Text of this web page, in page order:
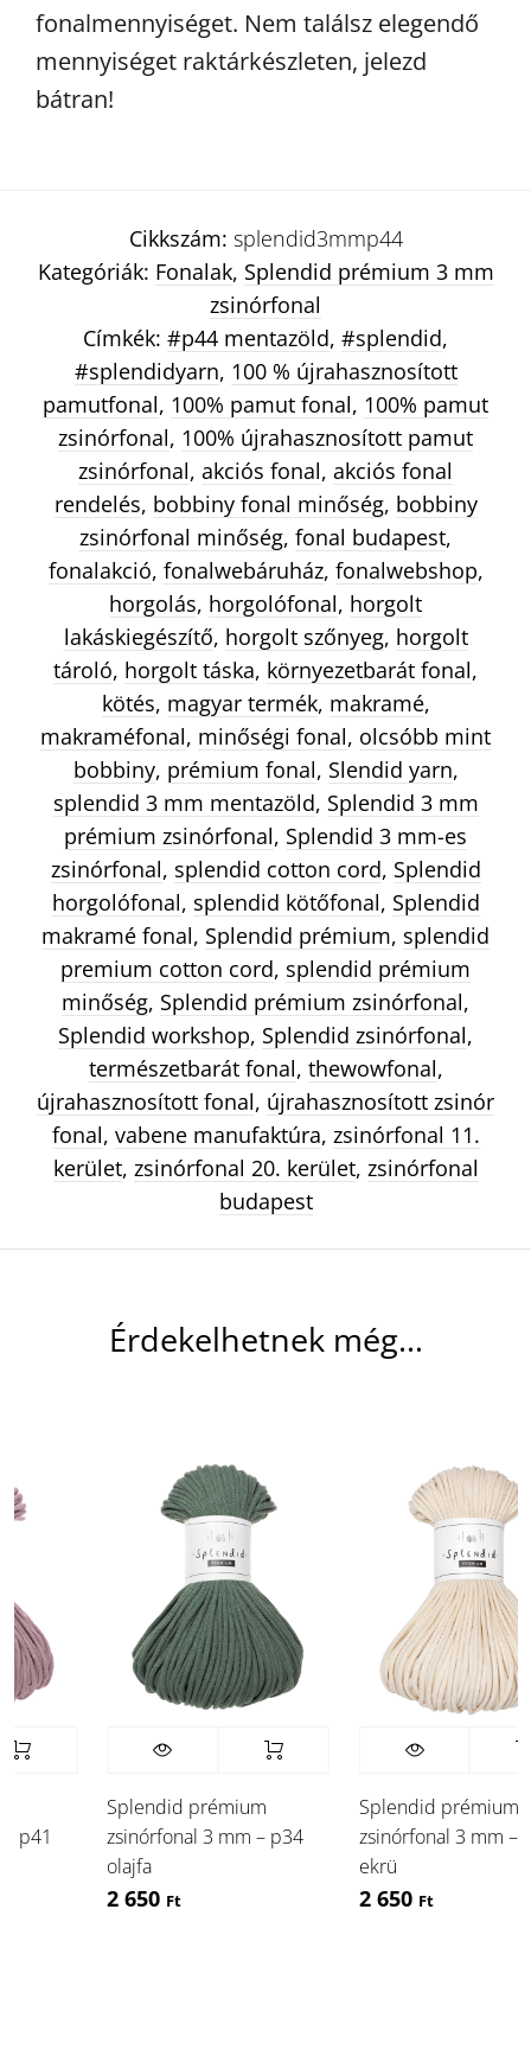
fonalmennyiséget. Nem találsz elegendő
mennyiséget raktárkészleten, jelezd
bátran!
Cikkszám: splendid3mmp44
Kategóriák: Fonalak, Splendid prémium 3 mm
zsinórfonal
Címkék: #p44 mentazöld, #splendid,
#splendidyarn, 100 % újrahasznosított
pamutfonal, 100% pamut fonal, 100% pamut
zsinórfonal, 100% újrahasznosított pamut
zsinórfonal, akciós fonal, akciós fonal
rendelés, bobbiny fonal minőség, bobbiny
zsinórfonal minőség, fonal budapest,
fonalakció, fonalwebáruház, fonalwebshop,
horgolás, horgolófonal, horgolt
lakáskiegészítő, horgolt szőnyeg, horgolt
tároló, horgolt táska, környezetbarát fonal,
kötés, magyar termék, makramé,
makraméfonal, minőségi fonal, olcsóbb mint
bobbiny, prémium fonal, Slendid yarn,
splendid 3 mm mentazöld, Splendid 3 mm
prémium zsinórfonal, Splendid 3 mm-es
zsinórfonal, splendid cotton cord, Splendid
horgolófonal, splendid kötőfonal, Splendid
makramé fonal, Splendid prémium, splendid
premium cotton cord, splendid prémium
minőség, Splendid prémium zsinórfonal,
Splendid workshop, Splendid zsinórfonal,
természetbarát fonal, thewowfonal,
újrahasznosított fonal, újrahasznosított zsinór
fonal, vabene manufaktúra, zsinórfonal 11.
kerület, zsinórfonal 20. kerület, zsinórfonal
budapest
Érdekelhetnek még…
Splendid prémium
zsinórfonal 3 mm – p34
olajfa
2 650Ft
Splendid prémium
zsinórfonal 3 mm – p06
ekrü
2 650Ft